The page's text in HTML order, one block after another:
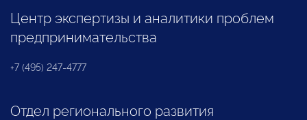
Центр экспертизы и аналитики проблем
предпринимательства
+7 (495) 247-4777
Отдел регионального развития